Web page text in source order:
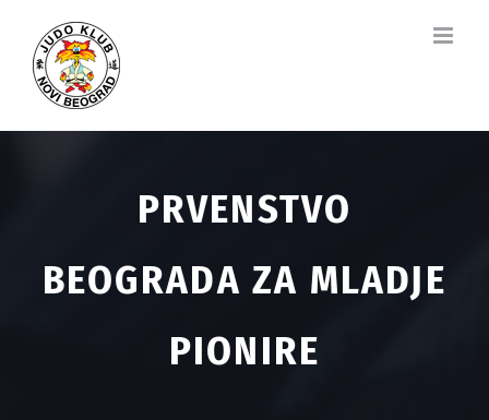
content
PRVENSTVO
BEOGRADA ZA MLADJE
PIONIRE